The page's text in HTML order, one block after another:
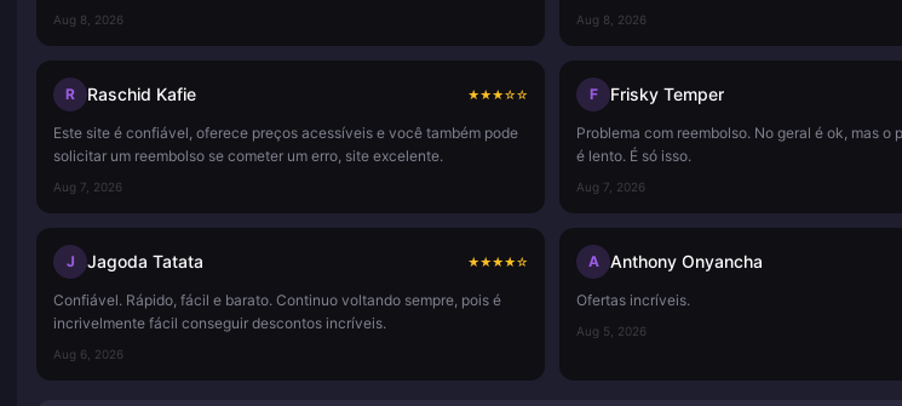
Aug 8, 2026 Aug 8, 2026
R Raschid Kafie ★★★☆☆
Este site é confiável, oferece preços acessíveis e você também pode
solicitar um reembolso se cometer um erro, site excelente.
Aug 7, 2026
F Frisky Temper
Problema com reembolso. No geral é ok, mas o
é lento. É só isso.
Aug 7, 2026
J Jagoda Tatata ★★★★☆
Confiável. Rápido, fácil e barato. Continuo voltando sempre, pois é
incrivelmente fácil conseguir descontos incríveis.
Aug 6, 2026
A Anthony Onyancha
Ofertas incríveis.
Aug 5, 2026